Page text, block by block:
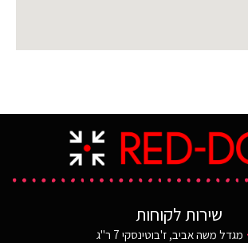
שירות לקוחות
מגדל משה אביב, ז'בוטינסקי 7 ר"ג